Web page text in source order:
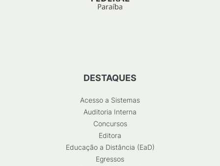
DESTAQUES
Acesso a Sistemas
Auditoria Interna
Concursos
Editora
Educação a Distância (EaD)
Egressos